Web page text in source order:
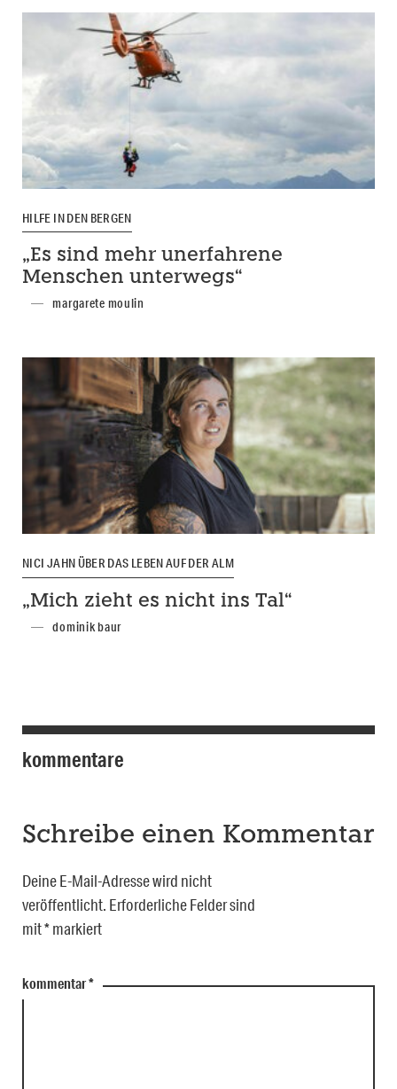
HILFE IN DEN BERGEN
„Es sind mehr unerfahrene
Menschen unterwegs“
margarete moulin
NICI JAHN ÜBER DAS LEBEN AUF DER ALM
„Mich zieht es nicht ins Tal“
dominik baur
kommentare
Schreibe einen Kommentar
Deine E-Mail-Adresse wird nicht
veröffentlicht. Erforderliche Felder sind
mit*markiert
kommentar*